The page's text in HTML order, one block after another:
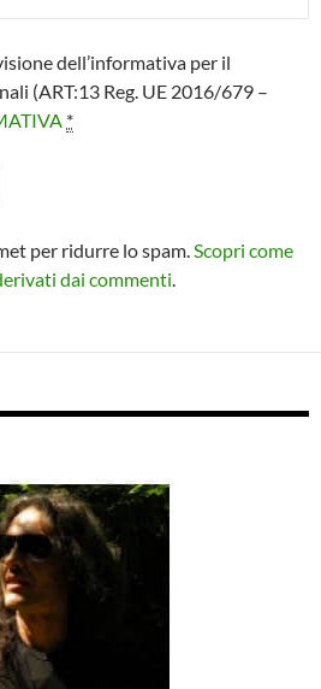
dell’informativa per il
(ART:13 Reg. UE 2016/679 –
*
per ridurre lo spam. Scopri come
dai commenti